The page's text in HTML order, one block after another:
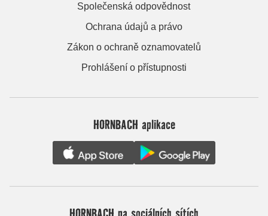
Společenská odpovědnost
Ochrana údajů a právo
Zákon o ochraně oznamovatelů
Prohlášení o přístupnosti
HORNBACH aplikace